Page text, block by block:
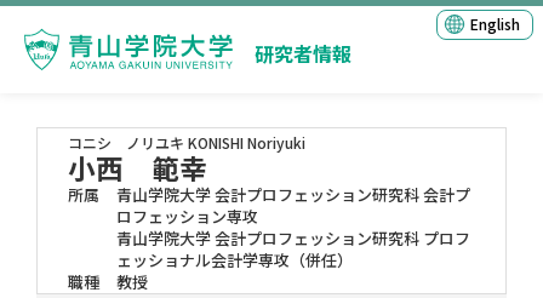
研究者情報
English
コニシ ノリユキ KONISHI Noriyuki
小西 範幸
所属
青山学院大学 会計プロフェッション研究科 会計プ
ロフェッション専攻
青山学院大学 会計プロフェッション研究科 プロフ
ェッショナル会計学専攻（併任）
職種
教授